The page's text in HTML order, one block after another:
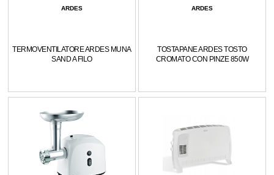
ARDES
TERMOVENTILATORE ARDES MUNA
SAND A FILO
ARDES
TOSTAPANE ARDES TOSTO
CROMATO CON PINZE 850W